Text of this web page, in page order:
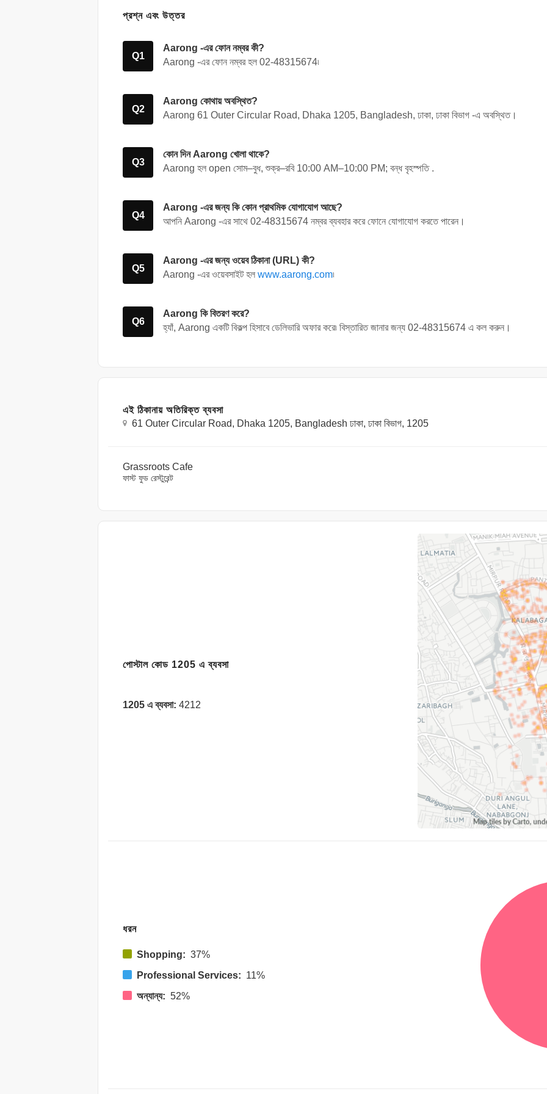
প্রশ্ন এবং উত্তর
Q1
Aarong -এর ফোন নম্বর কী?
Aarong -এর ফোন নম্বর হল 02-48315674৷
Q2
Aarong কোথায় অবস্থিত?
Aarong 61 Outer Circular Road, Dhaka 1205, Bangladesh, ঢাকা, ঢাকা বিভাগ -এ অবস্থিত।
Q3
কোন দিন Aarong খোলা থাকে?
Aarong হল open সোম–বুধ, শুক্র–রবি 10:00 AM–10:00 PM; বন্ধ বৃহস্পতি .
Q4
Aarong -এর জন্য কি কোন প্রাথমিক যোগাযোগ আছে?
আপনি Aarong -এর সাথে 02-48315674 নম্বর ব্যবহার করে ফোনে যোগাযোগ করতে পারেন।
Q5
Aarong -এর জন্য ওয়েব ঠিকানা (URL) কী?
Aarong -এর ওয়েবসাইট হল www.aarong.com৷
Q6
Aarong কি বিতরণ করে?
হ্যাঁ, Aarong একটি বিকল্প হিসাবে ডেলিভারি অফার করে৷ বিস্তারিত জানার জন্য 02-48315674 এ কল করুন।
এই ঠিকানায় অতিরিক্ত ব্যবসা
61 Outer Circular Road, Dhaka 1205, Bangladesh ঢাকা, ঢাকা বিভাগ, 1205
Grassroots Cafe
ফাস্ট ফুড রেস্টুরেন্ট
পোস্টাল কোড 1205 এ ব্যবসা
1205 এ ব্যবসা: 4212
ধরন
Shopping: 37%
Professional Services: 11%
অন্যান্য: 52%